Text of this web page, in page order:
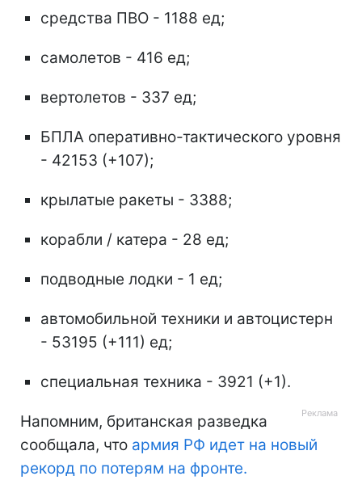
средства ПВО - 1188 ед;
самолетов - 416 ед;
вертолетов - 337 ед;
БПЛА оперативно-тактического уровня
- 42153 (+107);
крылатые ракеты - 3388;
корабли / катера - 28 ед;
подводные лодки - 1 ед;
автомобильной техники и автоцистерн
- 53195 (+111) ед;
специальная техника - 3921 (+1).
Напомним, британская разведка
сообщала, что армия РФ идет на новый
рекорд по потерям на фронте.